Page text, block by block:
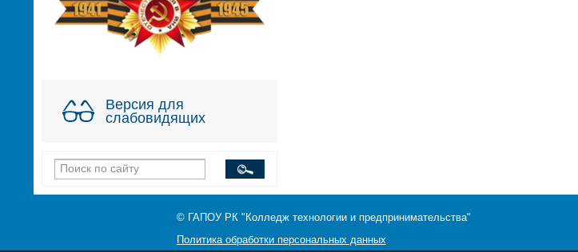
Версия для
слабовидящих
© ГАПОУ РК "Колледж технологии и предпринимательства"
Политика обработки персональных данных